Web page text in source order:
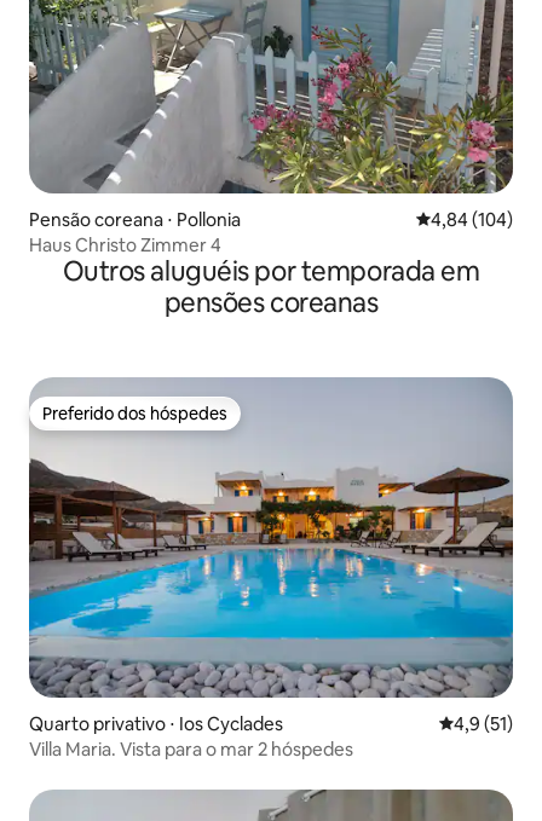
Pensão coreana ⋅ Pollonia 4,84 de uma
4,84 (104)
Haus Christo Zimmer 4
Outros aluguéis por temporada em
pensões coreanas
Preferido dos hóspedes
Preferido dos hóspedes
Quarto privativo ⋅ Ios Cyclades 4,9 de uma
4,9 (51)
Villa Maria. Vista para o mar 2 hóspedes